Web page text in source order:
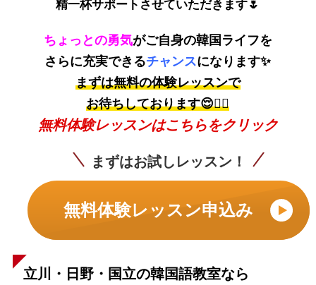
精一杯サポートさせていただきます🌷
ちょっとの勇気がご自身の韓国ライフを
さらに充実できるチャンスになります✨
まずは無料の体験レッスンで
お待ちしております😌👇🏼
無料体験レッスンはこちらをクリック
まずはお試しレッスン！
無料体験レッスン申込み
立川・日野・国立の韓国語教室なら